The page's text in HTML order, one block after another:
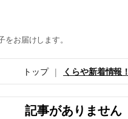
お届けします。
トップ くらや新着情報！
記事がありません